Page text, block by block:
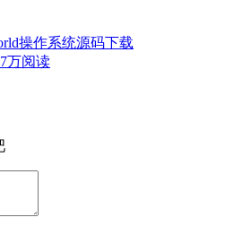
操作系统源码下载
万阅读